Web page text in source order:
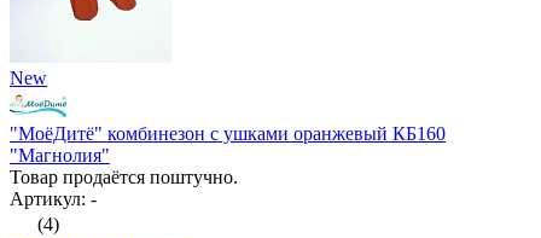
New
"МоёДитё" комбинезон с ушками оранжевый КБ160
"Магнолия"
Товар продаётся поштучно.
Артикул: -
(4)